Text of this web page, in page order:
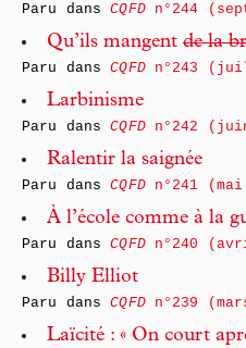
Paru dansCQFDn°244
Qu’ils mangent de la
Paru dansCQFDn°243
Larbinisme
Paru dansCQFDn°242
Ralentir la saignée
Paru dansCQFDn°241 (mai
À l’école comme à la
Paru dansCQFDn°240
Billy Elliot
Paru dansCQFDn°239
Laïcité : « On court